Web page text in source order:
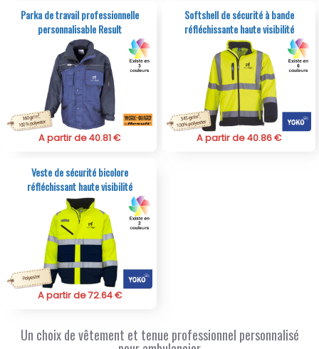
Parka de travail professionnelle
personnalisable Result
A partir de 40.81 €
Softshell de sécurité à bande
réfléchissante haute visibilité
A partir de 40.86 €
Veste de sécurité bicolore
réfléchissant haute visibilité
A partir de 72.64 €
Un choix de vêtement et tenue professionnel personnalisé